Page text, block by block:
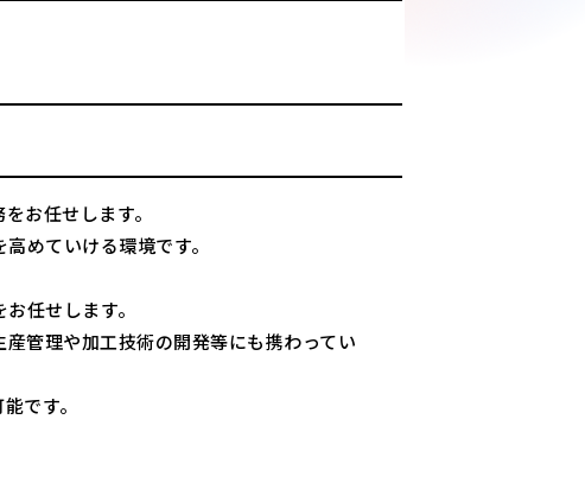
お任せします。
めていける環境です。
任せします。
管理や加工技術の開発等にも携わってい
です。